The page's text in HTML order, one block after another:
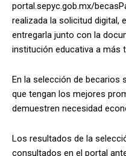
portal.sepyc.gob.mx/
realizada la solicitud digital,
entregarla junto con la
institución educativa a más
En la selección de becarios
que tengan los mejores
demuestren necesidad
Los resultados de la
consultados en el portal